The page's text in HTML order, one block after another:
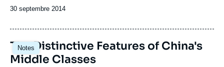
Date
publication
30 septembre 2014
Notes
The Distinctive Features of China's
Middle Classes